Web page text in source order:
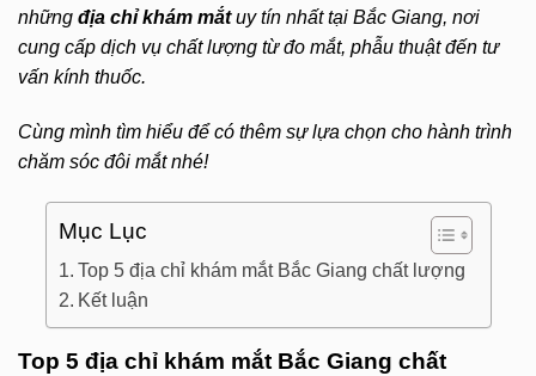
những địa chỉ khám mắtuy tín nhất tại Bắc Giang, nơi
cung cấp dịch vụ chất lượng từ đo mắt, phẫu thuật đến tư
vấn kính thuốc.
Cùng mình tìm hiểu để có thêm sự lựa chọn cho hành trình
chăm sóc đôi mắt nhé!
Mục Lục
Top 5 địa chỉ khám mắt Bắc Giang chất lượng
Kết luận
Top 5 địa chỉ khám mắt Bắc Giang chất